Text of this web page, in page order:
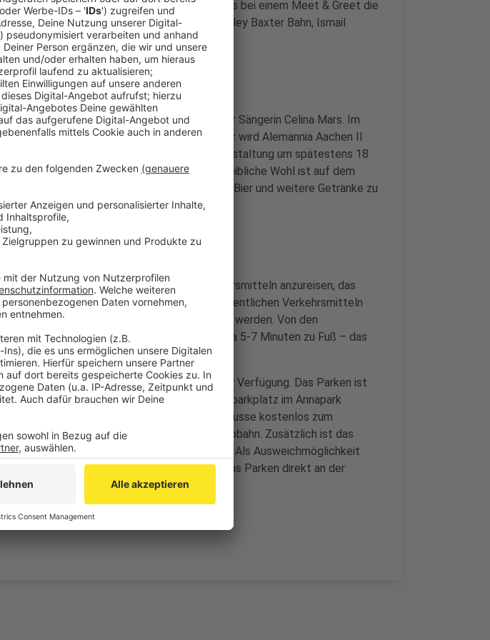
für Fans geöffnet. Nach dem Training gibt es bei einem Meet & Greet die
und Spieler rund um die Neuzugänge Bentley Baxter Bahn, Ismail
Benschop persönlich zu treffen.
dabei der Live-Auftritt der Herzogenrather Sängerin Celina Mars. Im
noch mehr Fußball anschauen: Um 14 Uhr wird Alemannia Aachen II
von Glück-Auf Ofden antreten, ehe die Veranstaltung um spätestens 18
angekündigtem Wetter beendet ist. Für das leibliche Wohl ist auf dem
gesorgt. So wird es etwa Würstchen, Bier und weitere Getränke zu
Möglichkeit mit den öffentlichen Verkehrsmitteln anzureisen, das
zu Fuß zu kommen. Für die Anreise mit öffentlichen Verkehrsmitteln
aus Aachen bzw. Würselen kommend genutzt werden. Von den
oder „Tierpark“ sind es jeweils noch etwa 5-7 Minuten zu Fuß – das
Auto stehen verschiedene Parkplätze zur Verfügung. Das Parken ist
Parkplatz im Annapark oder auf dem Zentralparkplatz im Annapark
Von dort aus fahren regelmäßig zwei Shuttlebusse kostenlos zum
zurück. Zudem hält hier auch die euregiobahn. Zusätzlich ist das
Tierpark gegen eine Gebühr von 3 € möglich. Als Ausweichmöglichkeit
kleiner Parkplatz an der Festhalle in Ofden. Das Parken direkt an der
Tag nicht möglich.